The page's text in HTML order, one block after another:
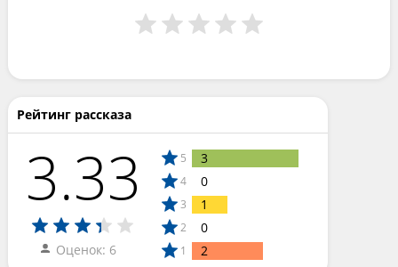
Рейтинг рассказа
3.33
Оценок: 6
5 3
4 0
3 1
2 0
1 2